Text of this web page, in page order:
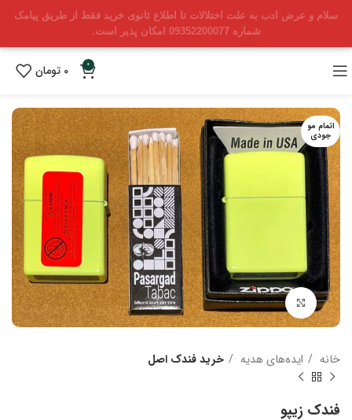
سلام و عرض ادب به علت اختلالات تا اطلاع ثانوی خرید فقط از طریق پیامک
شماره 09352200077 امکان پذیر است.
0
0 تومان
اتمام مو
جودی
بزرگنمایی تصویر
خانه ایده‌های هدیه خرید فندک اصل
فندک زیپو